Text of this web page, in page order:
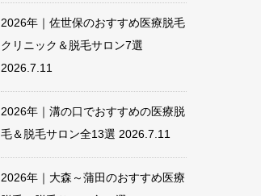
2026年｜佐世保のおすすめ医療脱毛
クリニック＆脱毛サロン7選
2026.7.11
2026年｜溝の口でおすすめの医療脱
毛＆脱毛サロン全13選 2026.7.11
2026年｜大森～蒲田のおすすめ医療